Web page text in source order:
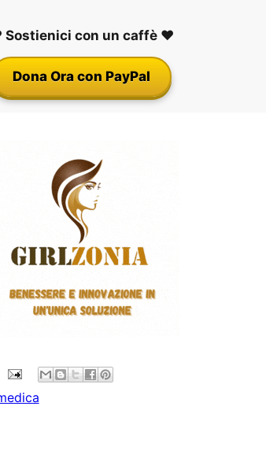
Sostienici con un caffè ❤️
Dona Ora con PayPal